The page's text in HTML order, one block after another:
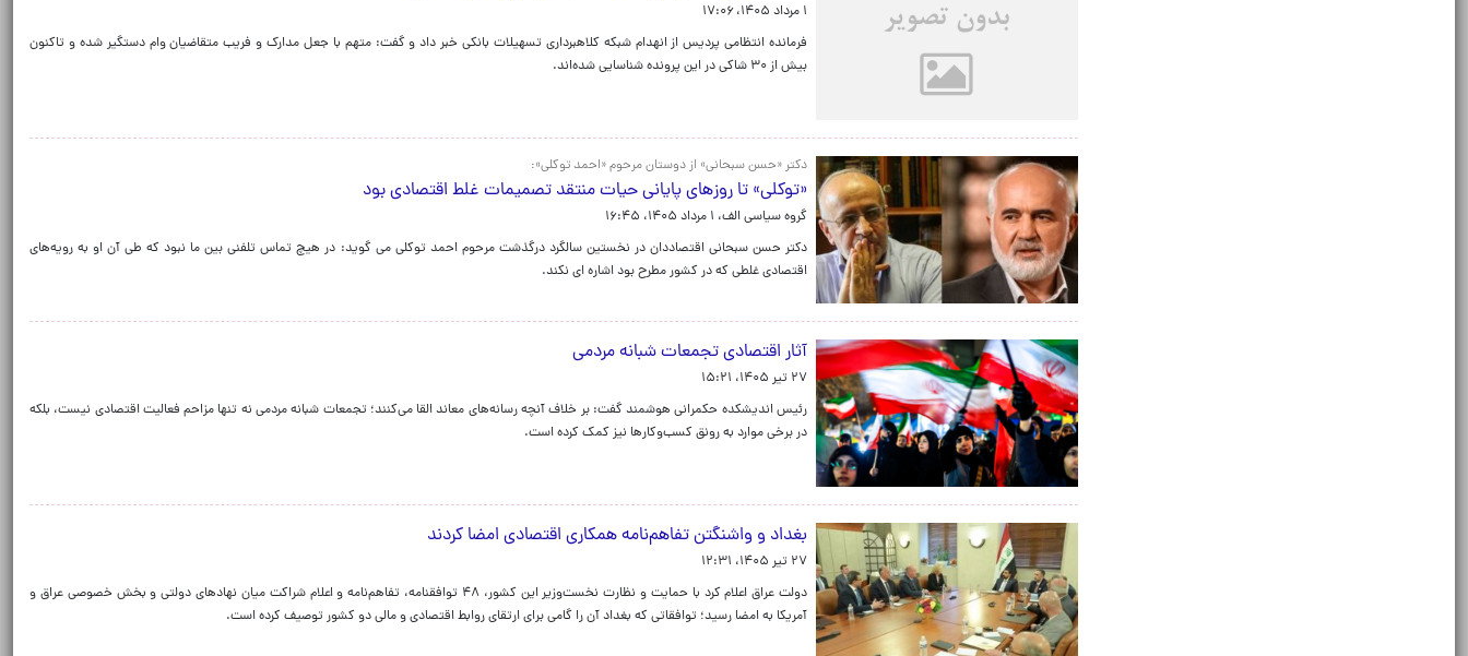
۱ مرداد ۱۴۰۵، ۱۷:۰۶
فرمانده انتظامی پردیس از انهدام شبکه کلاهبرداری تسهیلات بانکی خبر داد و گفت: متهم با جعل مدارک و فریب متقاضیان وام دستگیر شده و تاکنون
بیش از ۳۰ شاکی در این پرونده شناسایی شده‌اند.
دکتر «حسن سبحانی» از دوستان مرحوم «احمد توکلی»:
«توکلی» تا روزهای پایانی حیات منتقد تصمیمات غلط اقتصادی بود
گروه سیاسی الف، ۱ مرداد ۱۴۰۵، ۱۶:۴۵
دکتر حسن سبحانی اقتصاددان در نخستین سالگرد درگذشت مرحوم احمد توکلی می گوید: در هیچ تماس تلفنی بین ما نبود که طی آن او به رویه‌های
اقتصادی غلطی که در کشور مطرح بود اشاره ای نکند.
آثار اقتصادی تجمعات شبانه مردمی
۲۷ تیر ۱۴۰۵، ۱۵:۲۱
رئیس اندیشکده حکمرانی هوشمند گفت: بر خلاف آنچه رسانه‌های معاند القا می‌کنند؛ تجمعات شبانه مردمی نه تنها مزاحم فعالیت اقتصادی نیست، بلکه
در برخی موارد به رونق کسب‌وکارها نیز کمک کرده است.
بغداد و واشنگتن تفاهم‌نامه همکاری اقتصادی امضا کردند
۲۷ تیر ۱۴۰۵، ۱۲:۳۱
دولت عراق اعلام کرد با حمایت و نظارت نخست‌وزیر این کشور، ۴۸ توافقنامه، تفاهم‌نامه و اعلام شراکت میان نهادهای دولتی و بخش خصوصی عراق و
آمریکا به امضا رسید؛ توافقاتی که بغداد آن را گامی برای ارتقای روابط اقتصادی و مالی دو کشور توصیف کرده است.